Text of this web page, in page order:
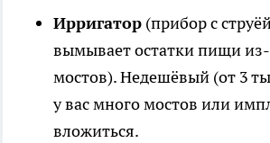
Ирригатор (прибор с
вымывает остатки пищи
мостов). Недешёвый (от 3
у вас много мостов или
вложиться.